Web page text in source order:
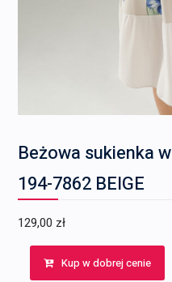
Beżowa sukienka
194-7862 BEIGE
129,00 zł
Kup w dobrej cenie